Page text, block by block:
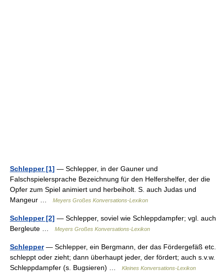
Schlepper [1] — Schlepper, in der Gauner und
Falschspielersprache Bezeichnung für den Helfershelfer, der die
Opfer zum Spiel animiert und herbeiholt. S. auch Judas und
Mangeur …
Meyers Großes Konversations-Lexikon
Schlepper [2] — Schlepper, soviel wie Schleppdampfer; vgl. auch
Bergleute …
Meyers Großes Konversations-Lexikon
Schlepper— Schlepper, ein Bergmann, der das Fördergefäß etc.
schleppt oder zieht; dann überhaupt jeder, der fördert; auch s.v.w.
Schleppdampfer (s. Bugsieren) …
Kleines Konversations-Lexikon